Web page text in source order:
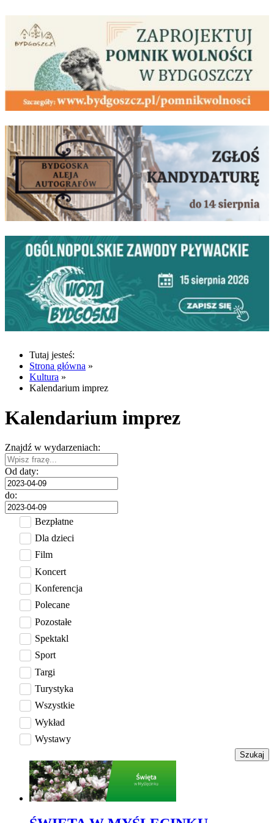
Tutaj jesteś:
Strona główna »
Kultura »
Kalendarium imprez
Kalendarium imprez
Znajdź w wydarzeniach:
Od daty:
do:
Bezpłatne
Dla dzieci
Film
Koncert
Konferencja
Polecane
Pozostałe
Spektakl
Sport
Targi
Turystyka
Wszystkie
Wykład
Wystawy
Szukaj